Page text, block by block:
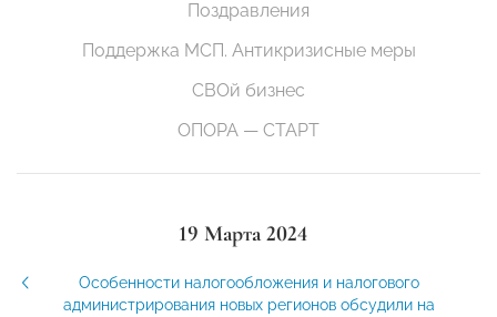
Поздравления
Поддержка МСП. Антикризисные меры
СВОй бизнес
ОПОРА — СТАРТ
19 Марта 2024
Особенности налогообложения и налогового
администрирования новых регионов обсудили на